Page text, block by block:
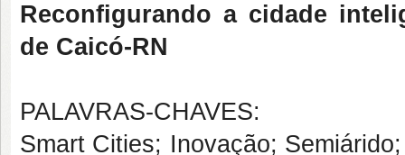
Reconfigurando a cidade
de Caicó-RN
PALAVRAS-CHAVES:
Smart Cities; Inovação;